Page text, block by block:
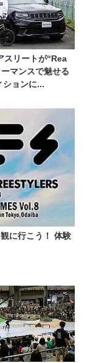
スリートが“Rea
マンスで魅せる
ションに...
に行こう！ 体験